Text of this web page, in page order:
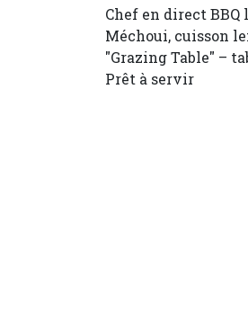
Chef en direct
Méchoui, cuisson
"Grazing Table" –
Prêt à servir